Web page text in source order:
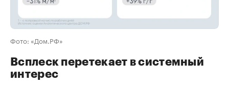
Фото: «Дом.РФ»
Всплеск перетекает в системный
интерес